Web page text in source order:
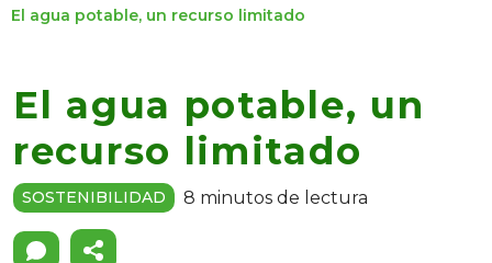
El agua potable, un recurso limitado
El agua potable, un
recurso limitado
SOSTENIBILIDAD 8 minutos de lectura